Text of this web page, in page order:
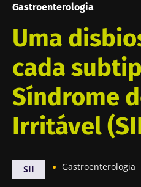
Gastroenterologia
Uma
cada
Síndrome
Irritável
SII Gastroenterologia